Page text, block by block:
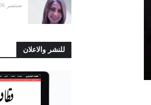
سبتمبر 06, 2025
للنشر والاعلان